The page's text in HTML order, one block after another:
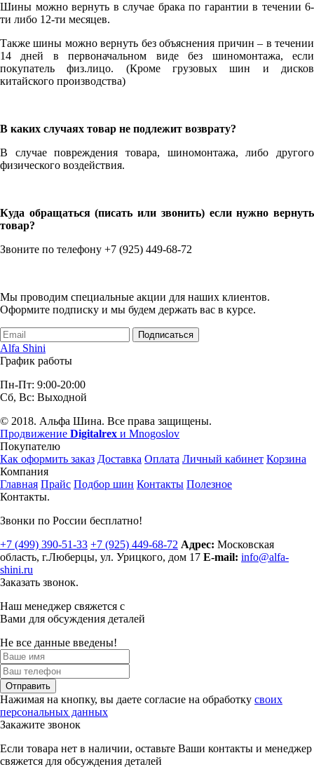
Шины можно вернуть в случае брака по гарантии в течении 6-
ти либо 12-ти месяцев.
Также шины можно вернуть без объяснения причин – в течении
14 дней в первоначальном виде без шиномонтажа, если
покупатель физ.лицо. (Кроме грузовых шин и дисков
китайского производства)
В каких случаях товар не подлежит возврату?
В случае повреждения товара, шиномонтажа, либо другого
физического воздействия.
Куда обращаться (писать или звонить) если нужно вернуть
товар?
Звоните по телефону +7 (925) 449-68-72
Мы проводим специальные акции для наших клиентов.
Оформите подписку и мы будем держать вас в курсе.
Подписаться
Alfa Shini
График работы
Пн-Пт: 9:00-20:00
Сб, Вс: Выходной
© 2018. Альфа Шина. Все права защищены.
Продвижение Digitalrex и Mnogoslov
Покупателю
Как оформить заказ Доставка Оплата Личный кабинет Корзина
Компания
Главная Прайс Подбор шин Контакты Полезное
Контакты.
Звонки по России бесплатно!
+7 (499) 390-51-33 +7 (925) 449-68-72 Адрес: Московская
область, г.Люберцы, ул. Урицкого, дом 17 E-mail: info@alfa-
shini.ru
Заказать звонок.
Наш менеджер свяжется с
Вами для обсуждения деталей
Не все данные введены!
Отправить
Нажимая на кнопку, вы даете согласие на обработку своих
персональных данных
Закажите звонок
Если товара нет в наличии, оставьте Ваши контакты и менеджер
свяжется для обсуждения деталей